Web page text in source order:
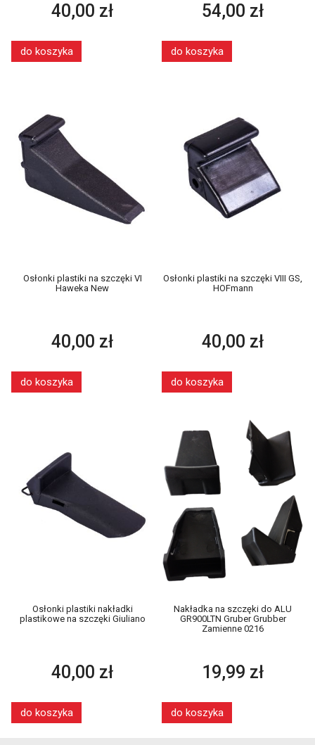
40,00 zł
do koszyka
54,00 zł
do koszyka
Osłonki plastiki na szczęki VI
Haweka New
40,00 zł
do koszyka
Osłonki plastiki na szczęki VIII GS,
HOFmann
40,00 zł
do koszyka
Osłonki plastiki nakładki
plastikowe na szczęki Giuliano
40,00 zł
do koszyka
Nakładka na szczęki do ALU
GR900LTN Gruber Grubber
Zamienne 0216
19,99 zł
do koszyka